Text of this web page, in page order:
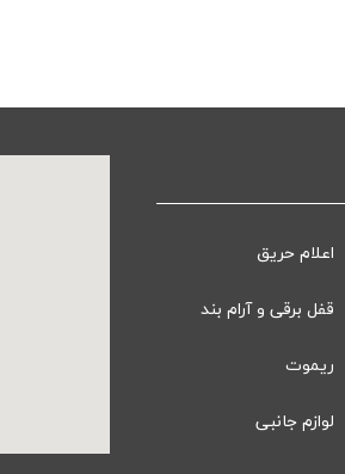
اعلام حریق
قفل برقی و آرام بند
ریموت
لوازم جانبی